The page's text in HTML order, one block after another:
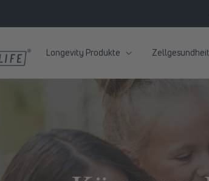
Longevity Produkte Zellgesundheit